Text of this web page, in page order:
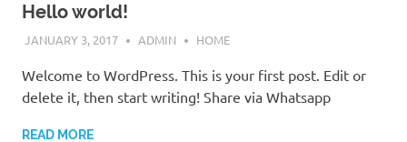
Hello world!
JANUARY 3, 2017 ADMIN HOME
Welcome to WordPress. This is your first post. Edit or
delete it, then start writing! Share via Whatsapp
READ MORE